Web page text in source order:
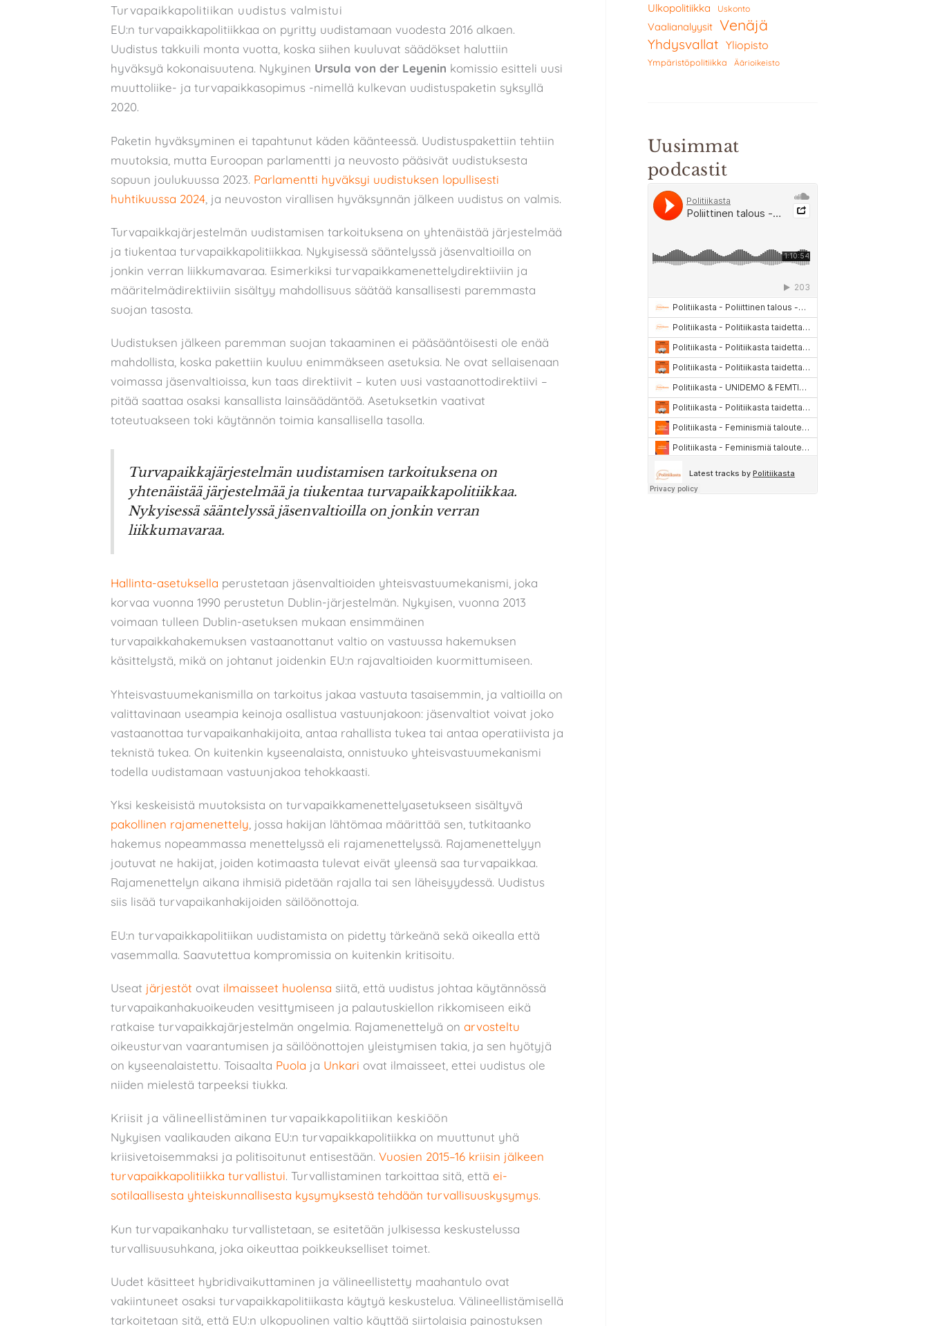
Turvapaikkapolitiikan uudistus valmistui
EU:n turvapaikkapolitiikkaa on pyritty uudistamaan vuodesta 2016 alkaen.
Uudistus takkuili monta vuotta, koska siihen kuuluvat säädökset haluttiin
hyväksyä kokonaisuutena. Nykyinen Ursula von der Leyenin komissio esitteli uusi
muuttoliike- ja turvapaikkasopimus -nimellä kulkevan uudistuspaketin syksyllä
2020.
Paketin hyväksyminen ei tapahtunut käden käänteessä. Uudistuspakettiin tehtiin
muutoksia, mutta Euroopan parlamentti ja neuvosto pääsivät uudistuksesta
sopuun joulukuussa 2023. Parlamentti hyväksyi uudistuksen lopullisesti
huhtikuussa 2024 , ja neuvoston virallisen hyväksynnän jälkeen uudistus on valmis.
Turvapaikkajärjestelmän uudistamisen tarkoituksena on yhtenäistää järjestelmää
ja tiukentaa turvapaikkapolitiikkaa. Nykyisessä sääntelyssä jäsenvaltioilla on
jonkin verran liikkumavaraa. Esimerkiksi turvapaikkamenettelydirektiiviin ja
määritelmädirektiiviin sisältyy mahdollisuus säätää kansallisesti paremmasta
suojan tasosta.
Uudistuksen jälkeen paremman suojan takaaminen ei pääsääntöisesti ole enää
mahdollista, koska pakettiin kuuluu enimmäkseen asetuksia. Ne ovat sellaisenaan
voimassa jäsenvaltioissa, kun taas direktiivit – kuten uusi vastaanottodirektiivi –
pitää saattaa osaksi kansallista lainsäädäntöä. Asetuksetkin vaativat
toteutuakseen toki käytännön toimia kansallisella tasolla.
Turvapaikkajärjestelmän uudistamisen tarkoituksena on
yhtenäistää järjestelmää ja tiukentaa turvapaikkapolitiikkaa.
Nykyisessä sääntelyssä jäsenvaltioilla on jonkin verran
liikkumavaraa.
Hallinta-asetuksella perustetaan jäsenvaltioiden yhteisvastuumekanismi, joka
korvaa vuonna 1990 perustetun Dublin-järjestelmän. Nykyisen, vuonna 2013
voimaan tulleen Dublin-asetuksen mukaan ensimmäinen
turvapaikkahakemuksen vastaanottanut valtio on vastuussa hakemuksen
käsittelystä, mikä on johtanut joidenkin EU:n rajavaltioiden kuormittumiseen.
Yhteisvastuumekanismilla on tarkoitus jakaa vastuuta tasaisemmin, ja valtioilla on
valittavinaan useampia keinoja osallistua vastuunjakoon: jäsenvaltiot voivat joko
vastaanottaa turvapaikanhakijoita, antaa rahallista tukea tai antaa operatiivista ja
teknistä tukea. On kuitenkin kyseenalaista, onnistuuko yhteisvastuumekanismi
todella uudistamaan vastuunjakoa tehokkaasti.
Yksi keskeisistä muutoksista on turvapaikkamenettelyasetukseen sisältyvä
pakollinen rajamenettely, jossa hakijan lähtömaa määrittää sen, tutkitaanko
hakemus nopeammassa menettelyssä eli rajamenettelyssä. Rajamenettelyyn
joutuvat ne hakijat, joiden kotimaasta tulevat eivät yleensä saa turvapaikkaa.
Rajamenettelyn aikana ihmisiä pidetään rajalla tai sen läheisyydessä. Uudistus
siis lisää turvapaikanhakijoiden säilöönottoja.
EU:n turvapaikkapolitiikan uudistamista on pidetty tärkeänä sekä oikealla että
vasemmalla. Saavutettua kompromissia on kuitenkin kritisoitu.
Useat järjestöt ovat ilmaisseet huolensa siitä, että uudistus johtaa käytännössä
turvapaikanhakuoikeuden vesittymiseen ja palautuskiellon rikkomiseen eikä
ratkaise turvapaikkajärjestelmän ongelmia. Rajamenettelyä on arvosteltu
oikeusturvan vaarantumisen ja säilöönottojen yleistymisen takia, ja sen hyötyjä
on kyseenalaistettu. Toisaalta Puola ja Unkari ovat ilmaisseet, ettei uudistus ole
niiden mielestä tarpeeksi tiukka.
Kriisit ja välineellistäminen turvapaikkapolitiikan keskiöön
Nykyisen vaalikauden aikana EU:n turvapaikkapolitiikka on muuttunut yhä
kriisivetoisemmaksi ja politisoitunut entisestään. Vuosien 2015–16 kriisin jälkeen
turvapaikkapolitiikka turvallistui. Turvallistaminen tarkoittaa sitä, että ei-
sotilaallisesta yhteiskunnallisesta kysymyksestä tehdään turvallisuuskysymys.
Kun turvapaikanhaku turvallistetaan, se esitetään julkisessa keskustelussa
turvallisuusuhkana, joka oikeuttaa poikkeukselliset toimet.
Uudet käsitteet hybridivaikuttaminen ja välineellistetty maahantulo ovat
vakiintuneet osaksi turvapaikkapolitiikasta käytyä keskustelua. Välineellistämisellä
tarkoitetaan sitä, että EU:n ulkopuolinen valtio käyttää siirtolaisia painostuksen
Ulkopolitiikka Uskonto
Vaalianalyysit Venäjä
Yhdysvallat Yliopisto
Ympäristöpolitiikka Äärioikeisto
Uusimmat
podcastit